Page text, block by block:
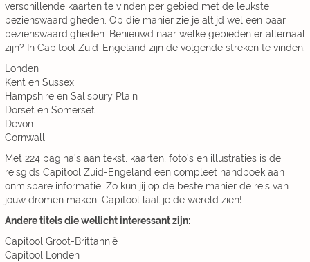
verschillende kaarten te vinden per gebied met de leukste
bezienswaardigheden. Op die manier zie je altijd wel een paar
bezienswaardigheden. Benieuwd naar welke gebieden er allemaal
zijn? In Capitool Zuid-Engeland zijn de volgende streken te vinden:
Londen
Kent en Sussex
Hampshire en Salisbury Plain
Dorset en Somerset
Devon
Cornwall
Met 224 pagina’s aan tekst, kaarten, foto’s en illustraties is de
reisgids Capitool Zuid-Engeland een compleet handboek aan
onmisbare informatie. Zo kun jij op de beste manier de reis van
jouw dromen maken. Capitool laat je de wereld zien!
Andere titels die wellicht interessant zijn:
Capitool Groot-Brittannië
Capitool Londen